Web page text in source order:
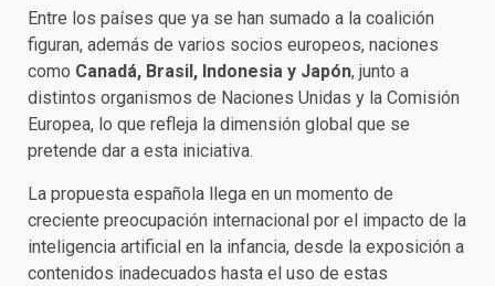
Entre los países que ya se han sumado a la coalición
figuran, además de varios socios europeos, naciones
como Canadá, Brasil, Indonesia y Japón, junto a
distintos organismos de Naciones Unidas y la Comisión
Europea, lo que refleja la dimensión global que se
pretende dar a esta iniciativa.
La propuesta española llega en un momento de
creciente preocupación internacional por el impacto de la
inteligencia artificial en la infancia, desde la exposición a
contenidos inadecuados hasta el uso de estas